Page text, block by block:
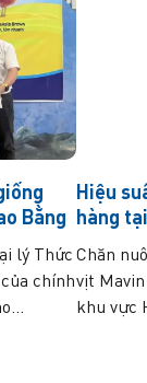
Bằng
lý Thức
chính
Hiệu
hàng
Chăn
vịt
khu vực